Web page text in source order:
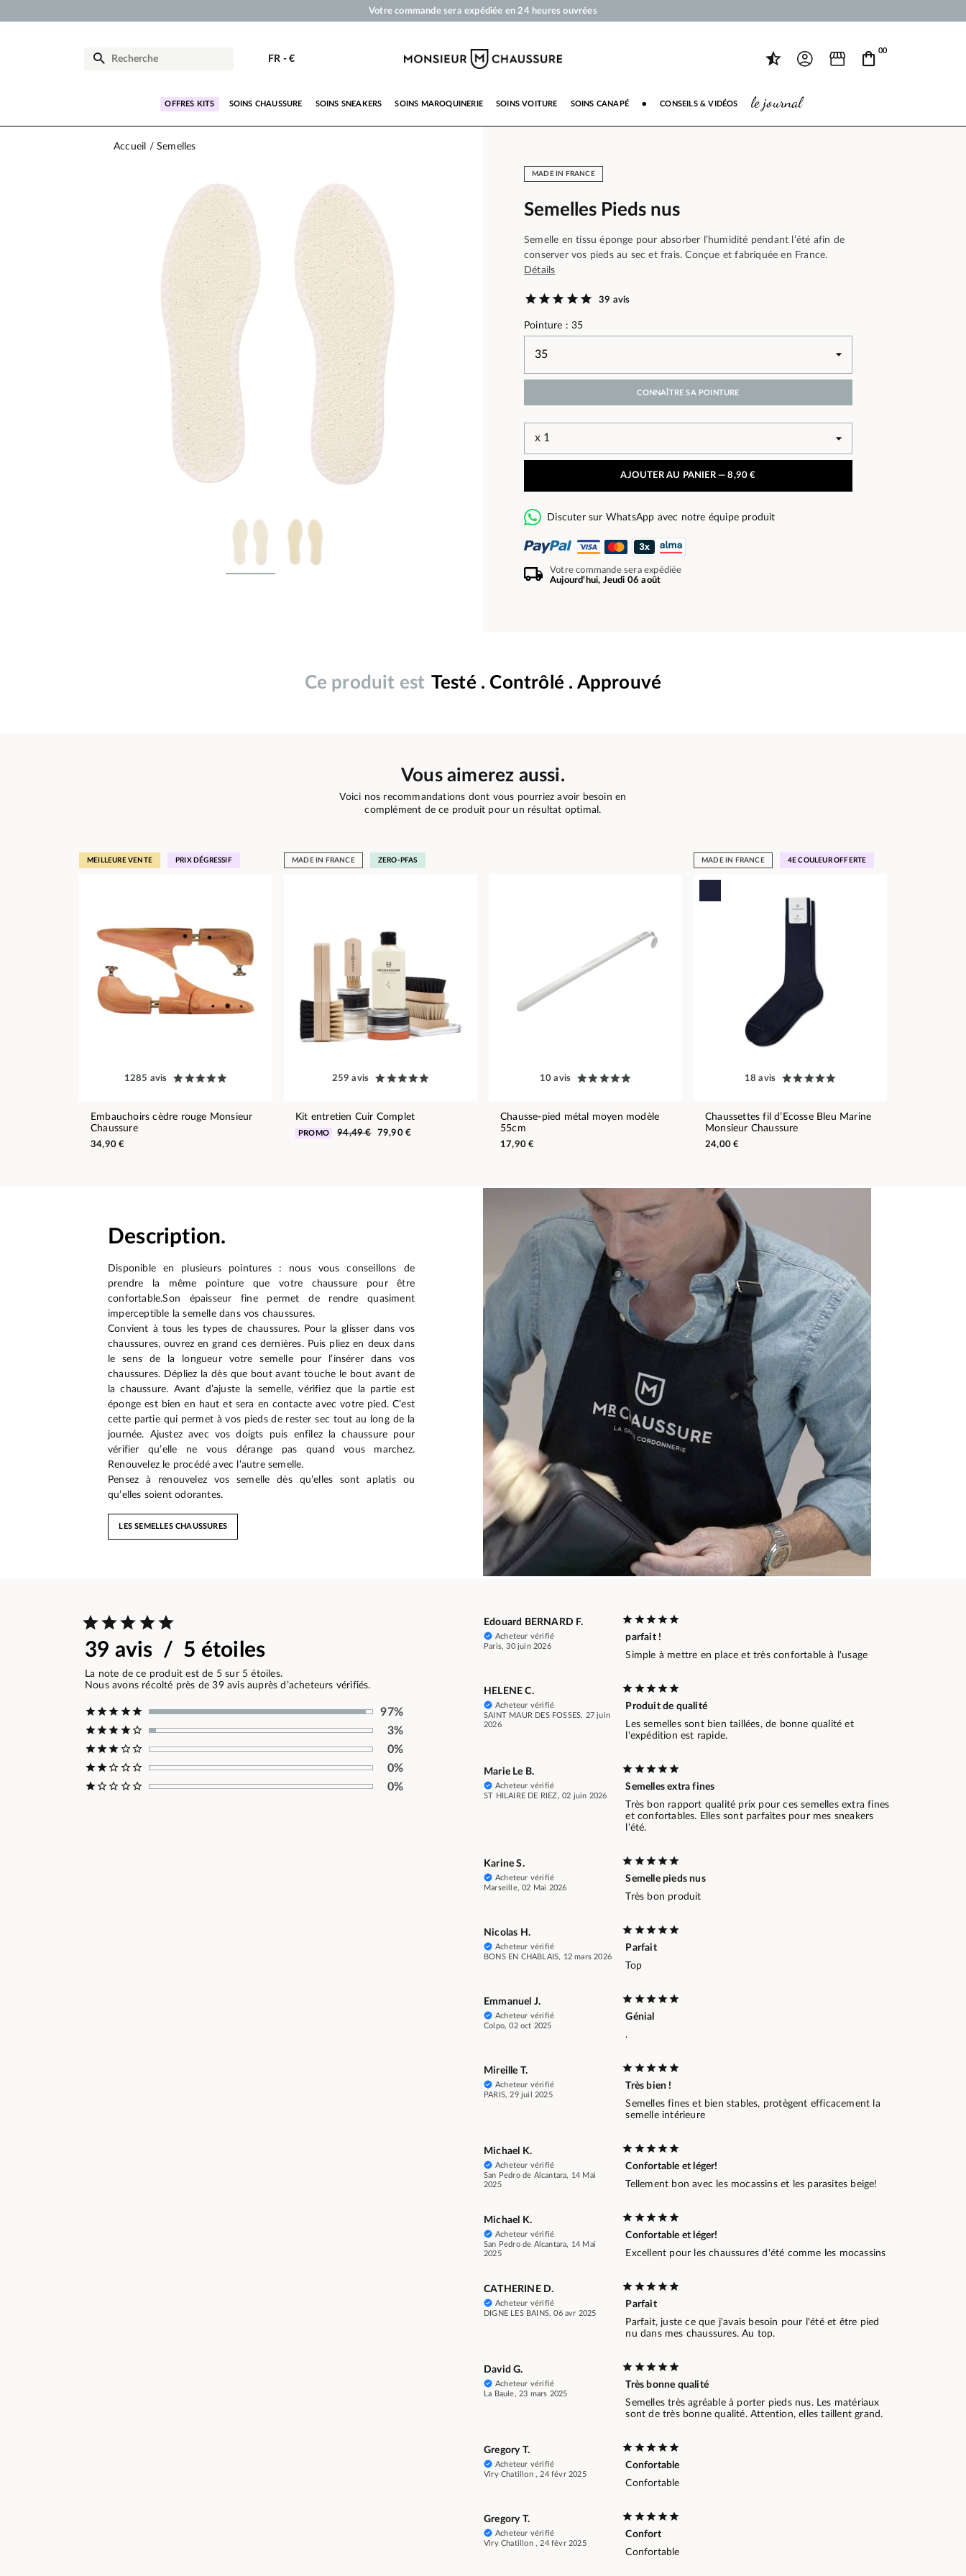
Votre commande sera expédiée en 24 heures ouvrées
Livraison offerte dès 50 €
FR - €
00
OFFRES KITS SOINS CHAUSSURE SOINS SNEAKERS SOINS MAROQUINERIE SOINS VOITURE SOINS CANAPÉ ● CONSEILS & VIDÉOS le journal
Accueil Semelles
MADE IN FRANCE
Semelles Pieds nus
Semelle en tissu éponge pour absorber l’humidité pendant l’été afin de
conserver vos pieds au sec et frais. Conçue et fabriquée en France.
Détails
39 avis
Pointure : 35
CONNAÎTRE SA POINTURE
AJOUTER AU PANIER —8,90 €
Discuter sur WhatsApp avec notre équipe produit
Votre commande sera expédiée
Aujourd'hui, Jeudi 06 août
Ce produit est Testé . Contrôlé . Approuvé
Vous aimerez aussi.
Voici nos recommandations dont vous pourriez avoir besoin en
complément de ce produit pour un résultat optimal.
MEILLEURE VENTE PRIX DÉGRESSIF
1285 avis
Embauchoirs cèdre rouge Monsieur
Chaussure
34,90 €
MADE IN FRANCE ZERO-PFAS
259 avis
Kit entretien Cuir Complet
PROMO 94,49 € 79,90 €
10 avis
Chausse-pied métal moyen modèle
55cm
17,90 €
MADE IN FRANCE 4E COULEUR OFFERTE
18 avis
Chaussettes fil d’Ecosse Bleu Marine
Monsieur Chaussure
24,00 €
Description.
Disponible en plusieurs pointures : nous vous conseillons de
prendre la même pointure que votre chaussure pour être
confortable.Son épaisseur fine permet de rendre quasiment
imperceptible la semelle dans vos chaussures.
Convient à tous les types de chaussures. Pour la glisser dans vos
chaussures, ouvrez en grand ces dernières. Puis pliez en deux dans
le sens de la longueur votre semelle pour l’insérer dans vos
chaussures. Dépliez la dès que bout avant touche le bout avant de
la chaussure. Avant d’ajuste la semelle, vérifiez que la partie est
éponge est bien en haut et sera en contacte avec votre pied. C’est
cette partie qui permet à vos pieds de rester sec tout au long de la
journée. Ajustez avec vos doigts puis enfilez la chaussure pour
vérifier qu’elle ne vous dérange pas quand vous marchez.
Renouvelez le procédé avec l’autre semelle.
Pensez à renouvelez vos semelle dès qu’elles sont aplatis ou
qu’elles soient odorantes.
LES SEMELLES CHAUSSURES
39 avis / 5 étoiles
La note de ce produit est de 5 sur 5 étoiles.
Nous avons récolté près de 39 avis auprès d’acheteurs vérifiés.
97%
3%
0%
0%
0%
Edouard BERNARD F.
Acheteur vérifié
Paris, 30 juin 2026
parfait !
Simple à mettre en place et très confortable à l'usage
HELENE C.
Acheteur vérifié
SAINT MAUR DES FOSSES, 27 juin
2026
Produit de qualité
Les semelles sont bien taillées, de bonne qualité et
l'expédition est rapide.
Marie Le B.
Acheteur vérifié
ST HILAIRE DE RIEZ, 02 juin 2026
Semelles extra fines
Très bon rapport qualité prix pour ces semelles extra fines
et confortables. Elles sont parfaites pour mes sneakers
l'été.
Karine S.
Acheteur vérifié
Marseille, 02 Mai 2026
Semelle pieds nus
Très bon produit
Nicolas H.
Acheteur vérifié
BONS EN CHABLAIS, 12 mars 2026
Parfait
Top
Emmanuel J.
Acheteur vérifié
Colpo, 02 oct 2025
Génial
.
Mireille T.
Acheteur vérifié
PARIS, 29 juil 2025
Très bien !
Semelles fines et bien stables, protègent efficacement la
semelle intérieure
Michael K.
Acheteur vérifié
San Pedro de Alcantara, 14 Mai
2025
Confortable et léger!
Tellement bon avec les mocassins et les parasites beige!
Michael K.
Acheteur vérifié
San Pedro de Alcantara, 14 Mai
2025
Confortable et léger!
Excellent pour les chaussures d'été comme les mocassins
CATHERINE D.
Acheteur vérifié
DIGNE LES BAINS, 06 avr 2025
Parfait
Parfait, juste ce que j'avais besoin pour l'été et être pied
nu dans mes chaussures. Au top.
David G.
Acheteur vérifié
La Baule, 23 mars 2025
Très bonne qualité
Semelles très agréable à porter pieds nus. Les matériaux
sont de très bonne qualité. Attention, elles taillent grand.
Gregory T.
Acheteur vérifié
Viry Chatillon , 24 févr 2025
Confortable
Confortable
Gregory T.
Acheteur vérifié
Viry Chatillon , 24 févr 2025
Confort
Confortable